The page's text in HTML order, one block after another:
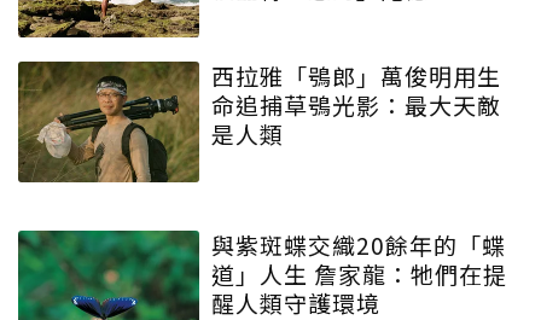
西拉雅「鴞郎」萬俊明用生
命追捕草鴞光影：最大天敵
是人類
與紫斑蝶交織20餘年的「蝶
道」人生 詹家龍：牠們在提
醒人類守護環境